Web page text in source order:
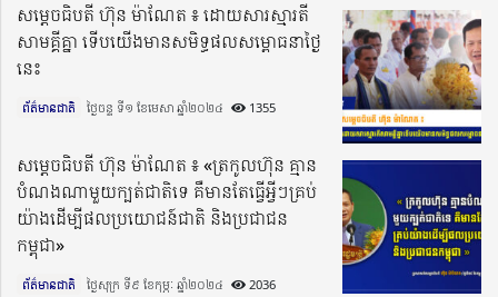
សម្តេចធិបតី ហ៊ុន ម៉ាណែត ៖ ដោយសារស្មារតី
សាមគ្គីគ្នា ទើបយើងមានសមិទ្ធផលសម្ពោធនាថ្ងៃ
នេះ
ព័ត៌មានជាតិ ថ្ងៃចន្ទ ទី១ ខែមេសា ឆ្នាំ២០២៤​ 1355
សម្តេចធិបតី ហ៊ុន ម៉ាណែត ៖ «ត្រកូលហ៊ុន គ្មាន
បំណងណាមួយក្បត់ជាតិទេ គឺមានតែធ្វើអ្វីៗគ្រប់
យ៉ាងដើម្បីផលប្រយោជន៍ជាតិ និងប្រជាជន
កម្ពុជា»
ព័ត៌មានជាតិ ថ្ងៃសុក្រ ទី៩ ខែកុម្ភៈ ឆ្នាំ២០២៤​ 2036